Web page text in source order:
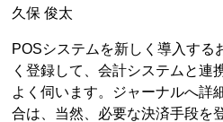
久保 俊太
POSシステムを新しく導入する
く登録して、会計システムと連
よく伺います。ジャーナルへ詳
合は、当然、必要な決済手段を